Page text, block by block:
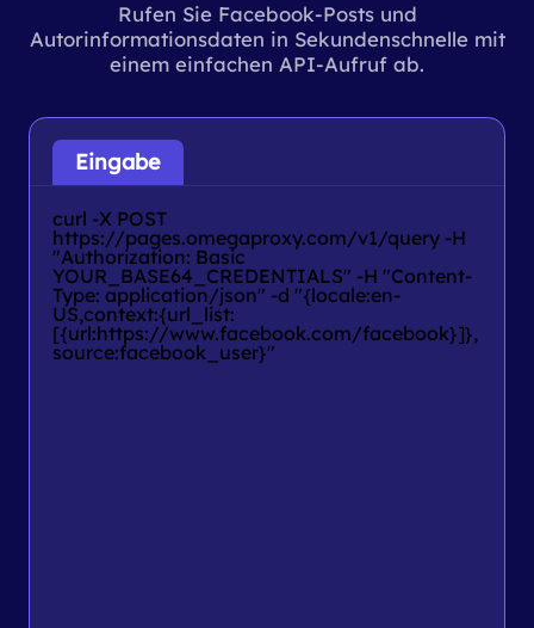
Rufen Sie Facebook-Posts und
Autorinformationsdaten in Sekundenschnelle mit
einem einfachen API-Aufruf ab.
Eingabe
curl -X POST
https://pages.omegaproxy.com/v1/query -H
"Authorization: Basic
YOUR_BASE64_CREDENTIALS" -H "Content-
Type: application/json" -d "{locale:en-
US,context:{url_list:
[{url:https://www.facebook.com/facebook}]},
source:facebook_user}"